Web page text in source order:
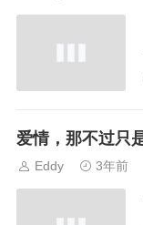
爱情，那不过只
Eddy 3年前